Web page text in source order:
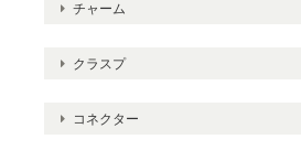
チャーム
クラスプ
コネクター